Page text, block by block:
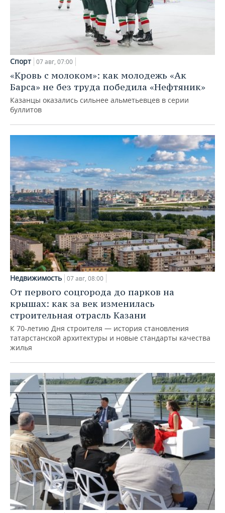
Спорт 07 авг, 07:00
«Кровь с молоком»: как молодежь «Ак
Барса» не без труда победила «Нефтяник»
Казанцы оказались сильнее альметьевцев в серии
буллитов
Недвижимость 07 авг, 08:00
От первого соцгорода до парков на
крышах: как за век изменилась
строительная отрасль Казани
К 70-летию Дня строителя — история становления
татарстанской архитектуры и новые стандарты качества
жилья